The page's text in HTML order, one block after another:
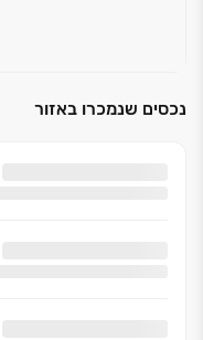
נכסים שנמכרו באזור